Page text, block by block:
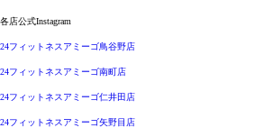
各店公式Instagram
24フィットネスアミーゴ鳥谷野店
24フィットネスアミーゴ南町店
24フィットネスアミーゴ仁井田店
24フィットネスアミーゴ矢野目店